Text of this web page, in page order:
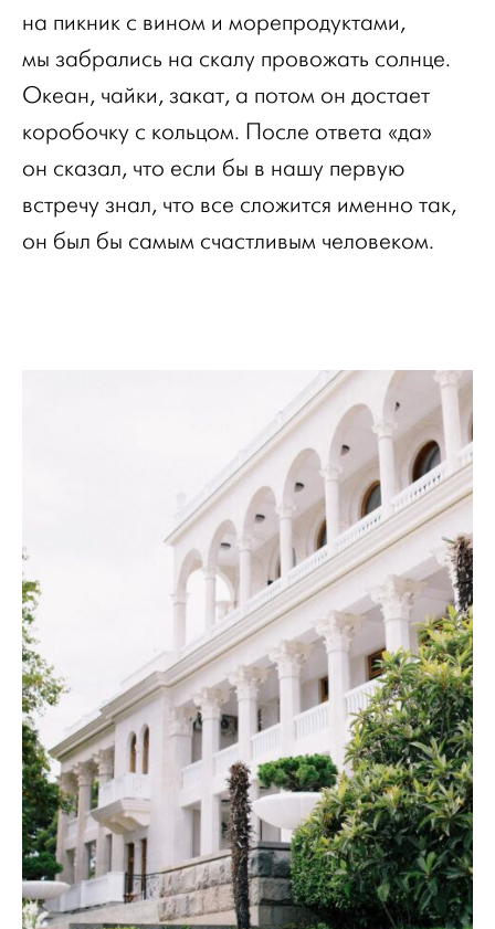
на пикник с вином и морепродуктами,
мы забрались на скалу провожать солнце.
Океан, чайки, закат, а потом он достает
коробочку с кольцом. После ответа «да»
он сказал, что если бы в нашу первую
встречу знал, что все сложится именно так,
он был бы самым счастливым человеком.